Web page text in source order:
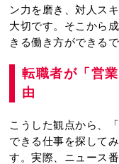
ン力を磨き、対人ス
大切です。そこから
きる働き方ができるで
転職者が「営
由
こうした観点から、
できる仕事を探して
す。実際、ニュース